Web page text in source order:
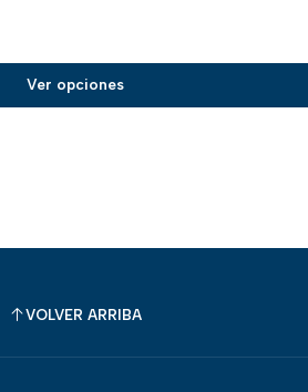
Ver opciones
VOLVER ARRIBA